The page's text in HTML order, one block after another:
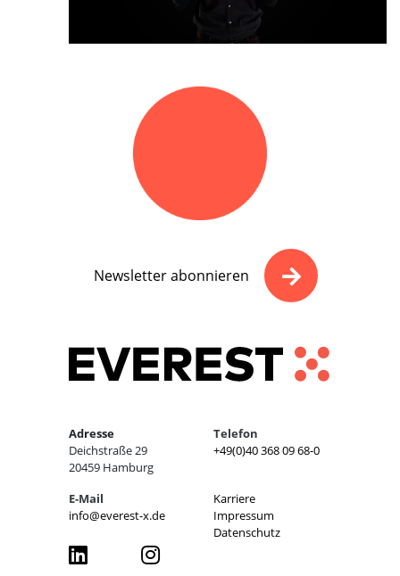
Newsletter abonnieren
Adresse
Deichstraße 29
20459 Hamburg
Telefon
+49(0)40 368 09 68-0
E-Mail
info@everest-x.de
Karriere
Impressum
Datenschutz